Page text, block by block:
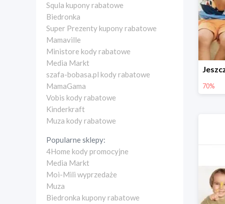
Squla kupony rabatowe
Biedronka
Super Prezenty kupony rabatowe
Mamaville
Ministore kody rabatowe
Media Markt
szafa-bobasa.pl kody rabatowe
MamaGama
Vobis kody rabatowe
Kinderkraft
Muza kody rabatowe
Popularne sklepy:
4Home kody promocyjne
Media Markt
Moi-Mili wyprzedaże
Muza
Biedronka kupony rabatowe
70%